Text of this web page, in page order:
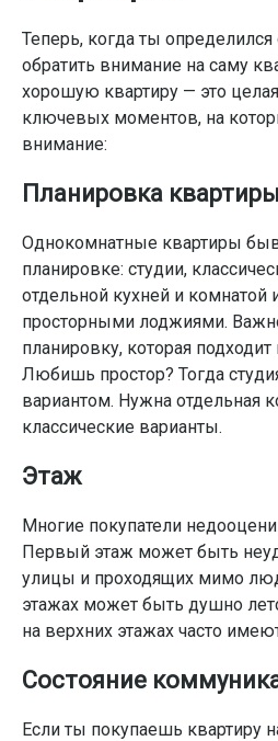
Теперь, когда ты
обратить внимание на саму
хорошую квартиру — это
ключевых моментов, на
внимание:
Планировка квартиры
Однокомнатные квартиры
планировке: студии,
отдельной кухней и комнатой
просторными лоджиями.
планировку, которая
Любишь простор? Тогда
вариантом. Нужна отдельная
классические варианты.
Этаж
Многие покупатели
Первый этаж может быть
улицы и проходящих мимо
этажах может быть душно
на верхних этажах часто
Состояние
Если ты покупаешь квартиру